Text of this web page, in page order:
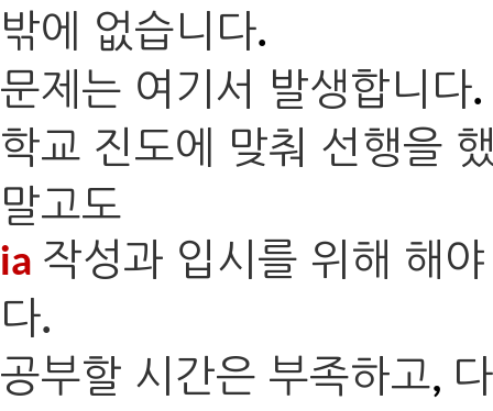
밖에 없습니다.
문제는 여기서 발생합니다.
학교 진도에 맞춰 선행을
말고도
ia 작성과 입시를 위해 해
다.
공부할 시간은 부족하고,